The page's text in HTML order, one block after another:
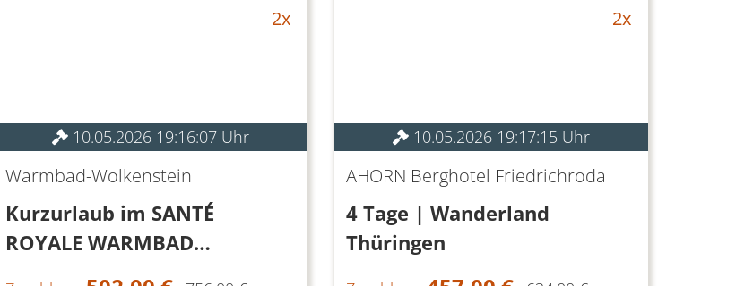
2x
10.05.2026 19:16:07 Uhr
Warmbad-Wolkenstein
Kurzurlaub im SANTÉ
ROYALE WARMBAD
2x
10.05.2026 19:17:15 Uhr
AHORN Berghotel Friedrichroda
4 Tage | Wanderland
Thüringen